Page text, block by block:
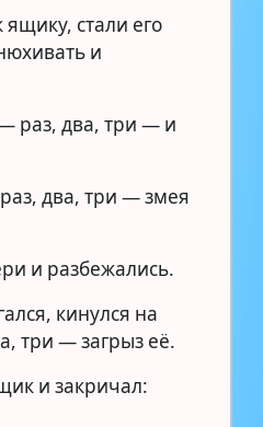
стали его
и
раз, два, три — и
два, три — змея
и разбежались.
кинулся на
три — загрыз её.
и закричал: